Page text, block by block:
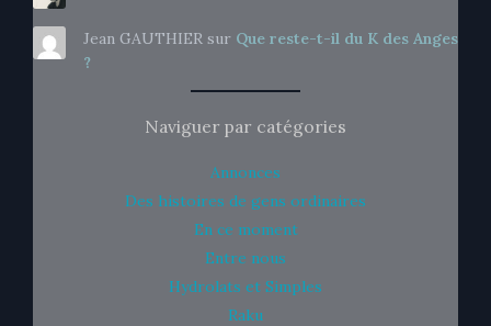
Jean GAUTHIERsur Que reste-t-il du K des Anges
?
Naviguer par catégories
Annonces
Des histoires de gens ordinaires
En ce moment
Entre nous
Hydrolats et Simples
Raku